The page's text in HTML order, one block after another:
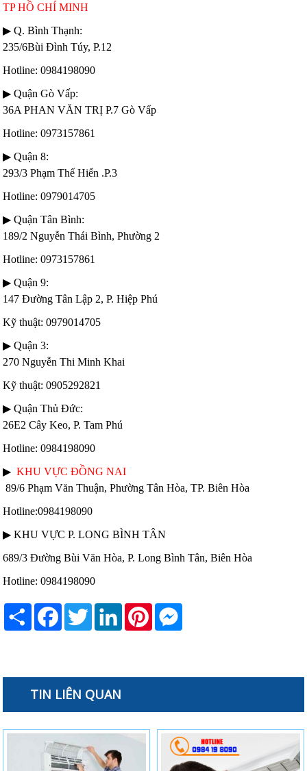
TP HỒ CHÍ MINH
▶ Q. Bình Thạnh:
235/6Bùi Đình Túy, P.12
Hotline: 0984198090
▶ Quận Gò Vấp:
36A PHAN VĂN TRỊ P.7 Gò Vấp
Hotline: 0973157861
▶ Quận 8:
293/3 Phạm Thế Hiển .P.3
Hotline: 0979014705
▶ Quận Tân Bình:
189/2 Nguyễn Thái Bình, Phường 2
Hotline: 0973157861
▶ Quận 9:
147 Đường Tân Lập 2, P. Hiệp Phú
Kỹ thuật: 0979014705
▶ Quận 3:
270 Nguyễn Thi Minh Khai
Kỹ thuật: 0905292821
▶ Quận Thủ Đức:
26E2 Cây Keo, P. Tam Phú
Hotline: 0984198090
▶KHU VỰC ĐỒNG NAI
89/6 Phạm Văn Thuận, Phường Tân Hòa, TP. Biên Hòa
Hotline:0984198090
▶ KHU VỰC P. LONG BÌNH TÂN
689/3 Đường Bùi Văn Hòa, P. Long Bình Tân, Biên Hòa
Hotline: 0984198090
Share FacebookTwitter LinkedInPinterest
TIN LIÊN QUAN